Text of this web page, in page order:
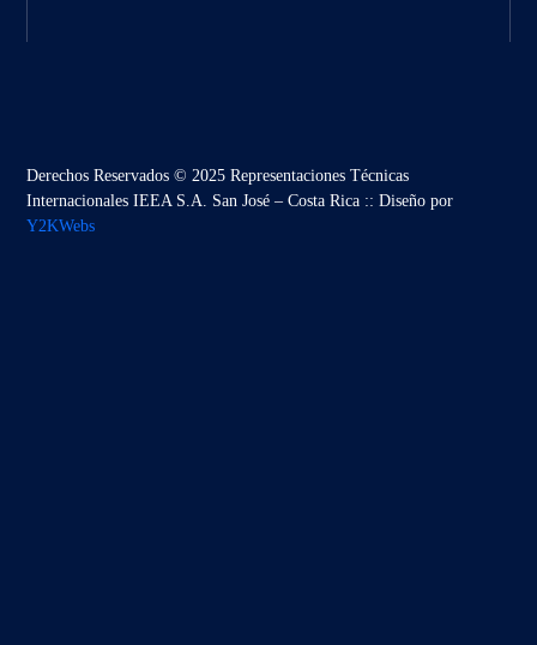
Derechos Reservados © 2025 Representaciones Técnicas
Internacionales IEEA S.A. San José – Costa Rica :: Diseño por
Y2KWebs